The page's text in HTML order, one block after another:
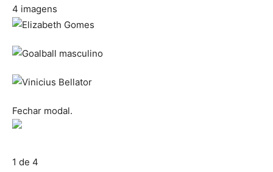
4 imagens
Fechar modal.
1 de 4